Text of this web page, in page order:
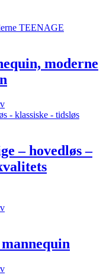
moderne
– hovedløs –